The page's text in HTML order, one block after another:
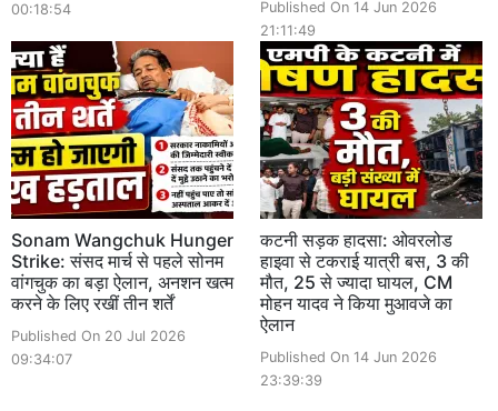
00:18:54
Published On 14 Jun 2026
21:11:49
Sonam Wangchuk Hunger
Strike: संसद मार्च से पहले सोनम
वांगचुक का बड़ा ऐलान, अनशन खत्म
करने के लिए रखीं तीन शर्तें
Published On 20 Jul 2026
09:34:07
कटनी सड़क हादसा: ओवरलोड
हाइवा से टकराई यात्री बस, 3 की
मौत, 25 से ज्यादा घायल, CM
मोहन यादव ने किया मुआवजे का
ऐलान
Published On 14 Jun 2026
23:39:39